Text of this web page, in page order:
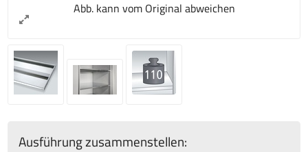
Abb. kann vom Original abweichen
Ausführung zusammenstellen: